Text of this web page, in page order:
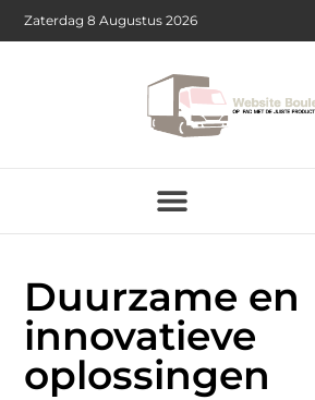
Zaterdag 8 Augustus 2026
Duurzame en
innovatieve
oplossingen